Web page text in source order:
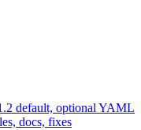
default, optional YAML
docs, fixes